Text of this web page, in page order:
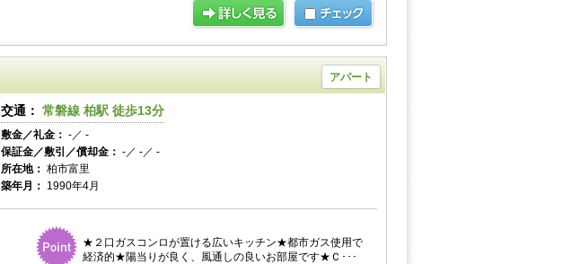
アパート
交通： 常磐線 柏駅 徒歩13分
敷金／礼金： -／ -
保証金／敷引／償却金： -／ -／ -
所在地： 柏市富里
築年月： 1990年4月
★２口ガスコンロが置ける広いキッチン★都市ガス使用で
経済的★陽当りが良く、風通しの良いお部屋です★Ｃ･･･